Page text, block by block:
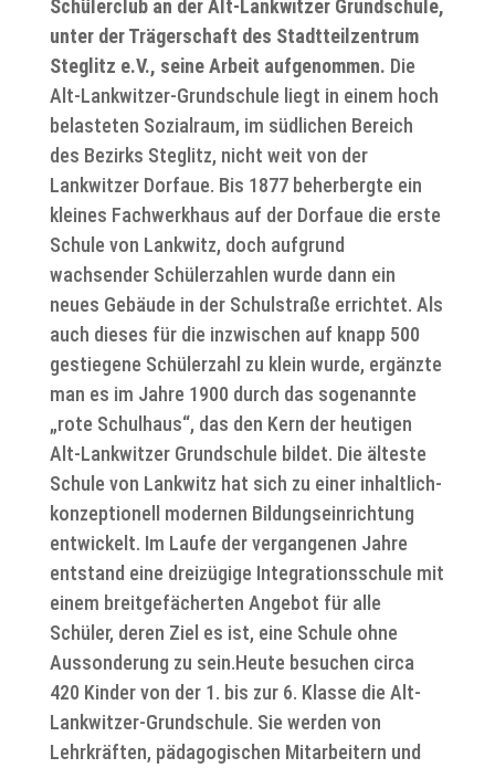
Schülerclub an der Alt-Lankwitzer Grundschule,
unter der Trägerschaft des Stadtteilzentrum
Steglitz e.V., seine Arbeit aufgenommen. Die
Alt-Lankwitzer-Grundschule liegt in einem hoch
belasteten Sozialraum, im südlichen Bereich
des Bezirks Steglitz, nicht weit von der
Lankwitzer Dorfaue. Bis 1877 beherbergte ein
kleines Fachwerkhaus auf der Dorfaue die erste
Schule von Lankwitz, doch aufgrund
wachsender Schülerzahlen wurde dann ein
neues Gebäude in der Schulstraße errichtet. Als
auch dieses für die inzwischen auf knapp 500
gestiegene Schülerzahl zu klein wurde, ergänzte
man es im Jahre 1900 durch das sogenannte
„rote Schulhaus“, das den Kern der heutigen
Alt-Lankwitzer Grundschule bildet. Die älteste
Schule von Lankwitz hat sich zu einer inhaltlich-
konzeptionell modernen Bildungseinrichtung
entwickelt. Im Laufe der vergangenen Jahre
entstand eine dreizügige Integrationsschule mit
einem breitgefächerten Angebot für alle
Schüler, deren Ziel es ist, eine Schule ohne
Aussonderung zu sein.Heute besuchen circa
420 Kinder von der 1. bis zur 6. Klasse die Alt-
Lankwitzer-Grundschule. Sie werden von
Lehrkräften, pädagogischen Mitarbeitern und